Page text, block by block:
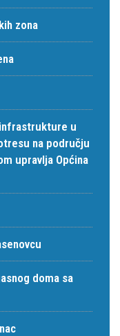
zona
u
na području
upravlja Općina
doma sa